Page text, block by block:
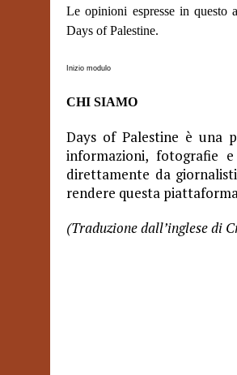
Le opinioni espresse in questo
Days of Palestine.
Inizio modulo
CHI SIAMO
Days of Palestine è una
informazioni, fotografie
direttamente da
rendere questa
(Traduzione dall’inglese di